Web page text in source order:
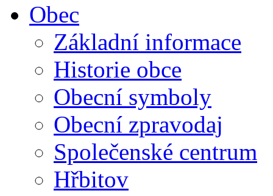
Obec
Základní informace
Historie obce
Obecní symboly
Obecní zpravodaj
Společenské centrum
Hřbitov